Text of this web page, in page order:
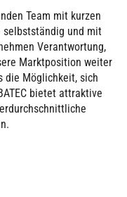
Team mit kurzen
selbstständig und mit
Verantwortung,
Marktposition weiter
die Möglichkeit, sich
bietet attraktive